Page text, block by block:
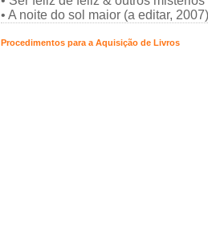
• A noite do sol maior (a editar, 2007)
Procedimentos para a Aquisição de Livros